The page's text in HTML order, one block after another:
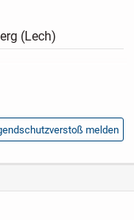
(Lech)
melden